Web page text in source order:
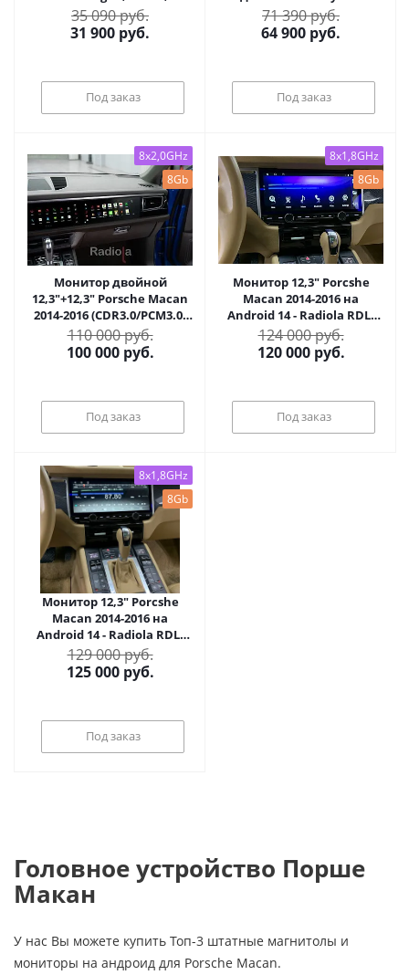
Porsche VOMI XM1002
35 090 руб.
31 900 руб.
Под заказ
2017+, Macan II, Panamera
II
71 390 руб.
64 900 руб.
Под заказ
8x2,0GHz
8Gb
Монитор двойной
12,3"+12,3" Porsche Macan
2014-2016 (CDR3.0/PCM3.0)
на Android 12 - Radiola RDL-
Macan Dual
110 000 руб.
100 000руб.
Под заказ
8x1,8GHz
8Gb
Монитор 12,3" Porcshe
Macan 2014-2016 на
Android 14 - Radiola RDL-
Macan 3.0 12.3
124 000 руб.
120 000руб.
Под заказ
8x1,8GHz
8Gb
Монитор 12,3" Porcshe
Macan 2014-2016 на
Android 14 - Radiola RDL-
Macan 4.0 12.3
129 000 руб.
125 000руб.
Под заказ
Головное устройство Порше
Макан
У нас Вы можете купить Топ-3 штатные магнитолы и
мониторы на андроид для Porsche Macan.